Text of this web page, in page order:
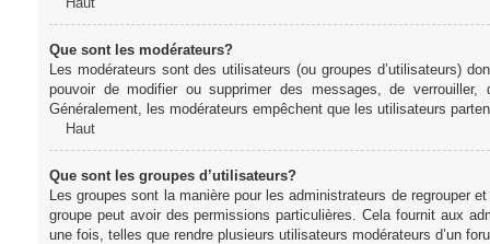
Que sont les modérateurs?
Les modérateurs sont des utilisateurs (ou groupes d’utilisateurs)
pouvoir de modifier ou supprimer des messages, de
Généralement, les modérateurs empêchent que les utilisateurs
Haut
Que sont les groupes d’utilisateurs?
Les groupes sont la manière pour les administrateurs de regrouper
groupe peut avoir des permissions particulières. Cela fournit aux
une fois, telles que rendre plusieurs utilisateurs modérateurs d’un